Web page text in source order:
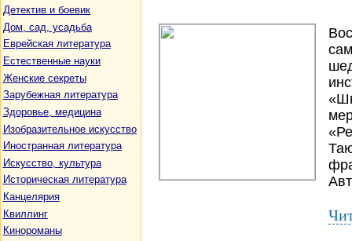
Детектив и боевик
Дом, сад, усадьба
Еврейская литература
Естественные науки
Женские секреты
Зарубежная литература
Здоровье, медицина
Изобразительное искусство
Иностранная литература
Искусство, культура
Историческая литература
Канцелярия
Квиллинг
Кинороманы